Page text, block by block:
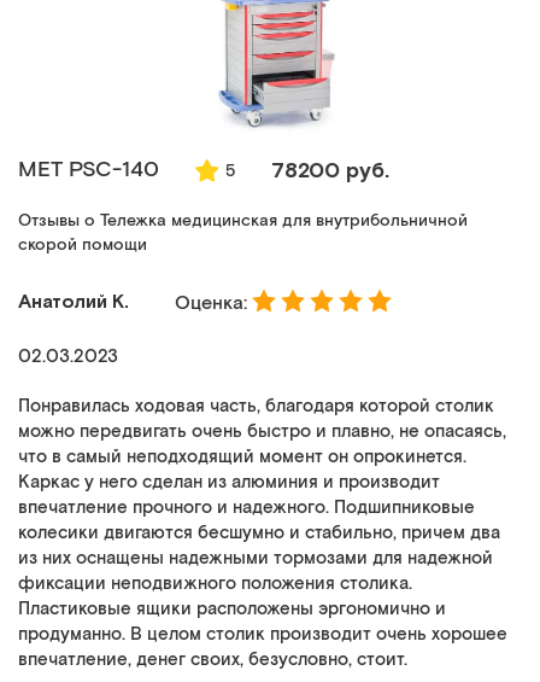
МЕТ PSC-140 5 78200 руб.
Отзывы о Тележка медицинская для внутрибольничной
скорой помощи
Анатолий К. Оценка:
02.03.2023
Понравилась ходовая часть, благодаря которой столик
можно передвигать очень быстро и плавно, не опасаясь,
что в самый неподходящий момент он опрокинется.
Каркас у него сделан из алюминия и производит
впечатление прочного и надежного. Подшипниковые
колесики двигаются бесшумно и стабильно, причем два
из них оснащены надежными тормозами для надежной
фиксации неподвижного положения столика.
Пластиковые ящики расположены эргономично и
продуманно. В целом столик производит очень хорошее
впечатление, денег своих, безусловно, стоит.